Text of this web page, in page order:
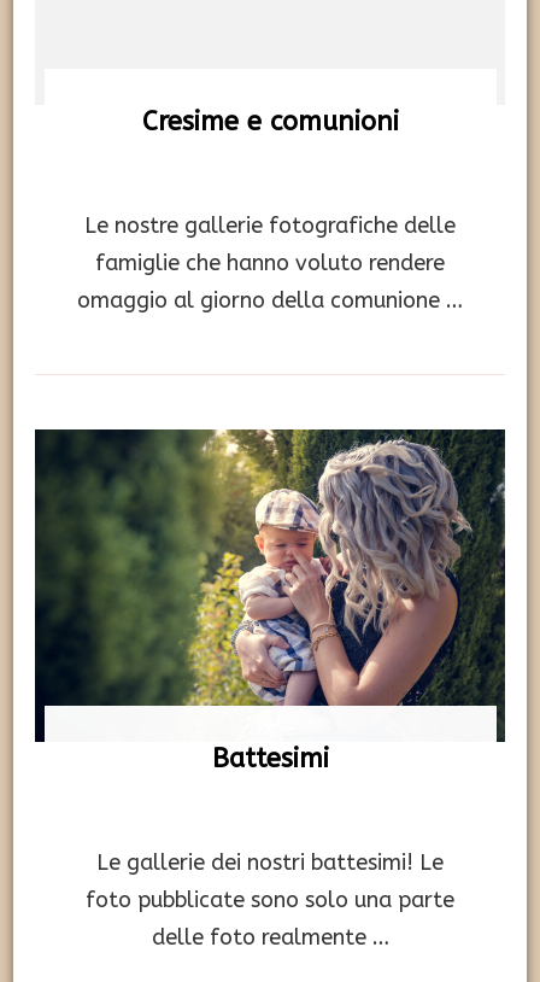
Cresime e comunioni
Le nostre gallerie fotografiche delle
famiglie che hanno voluto rendere
omaggio al giorno della comunione …
Battesimi
Le gallerie dei nostri battesimi! Le
foto pubblicate sono solo una parte
delle foto realmente …